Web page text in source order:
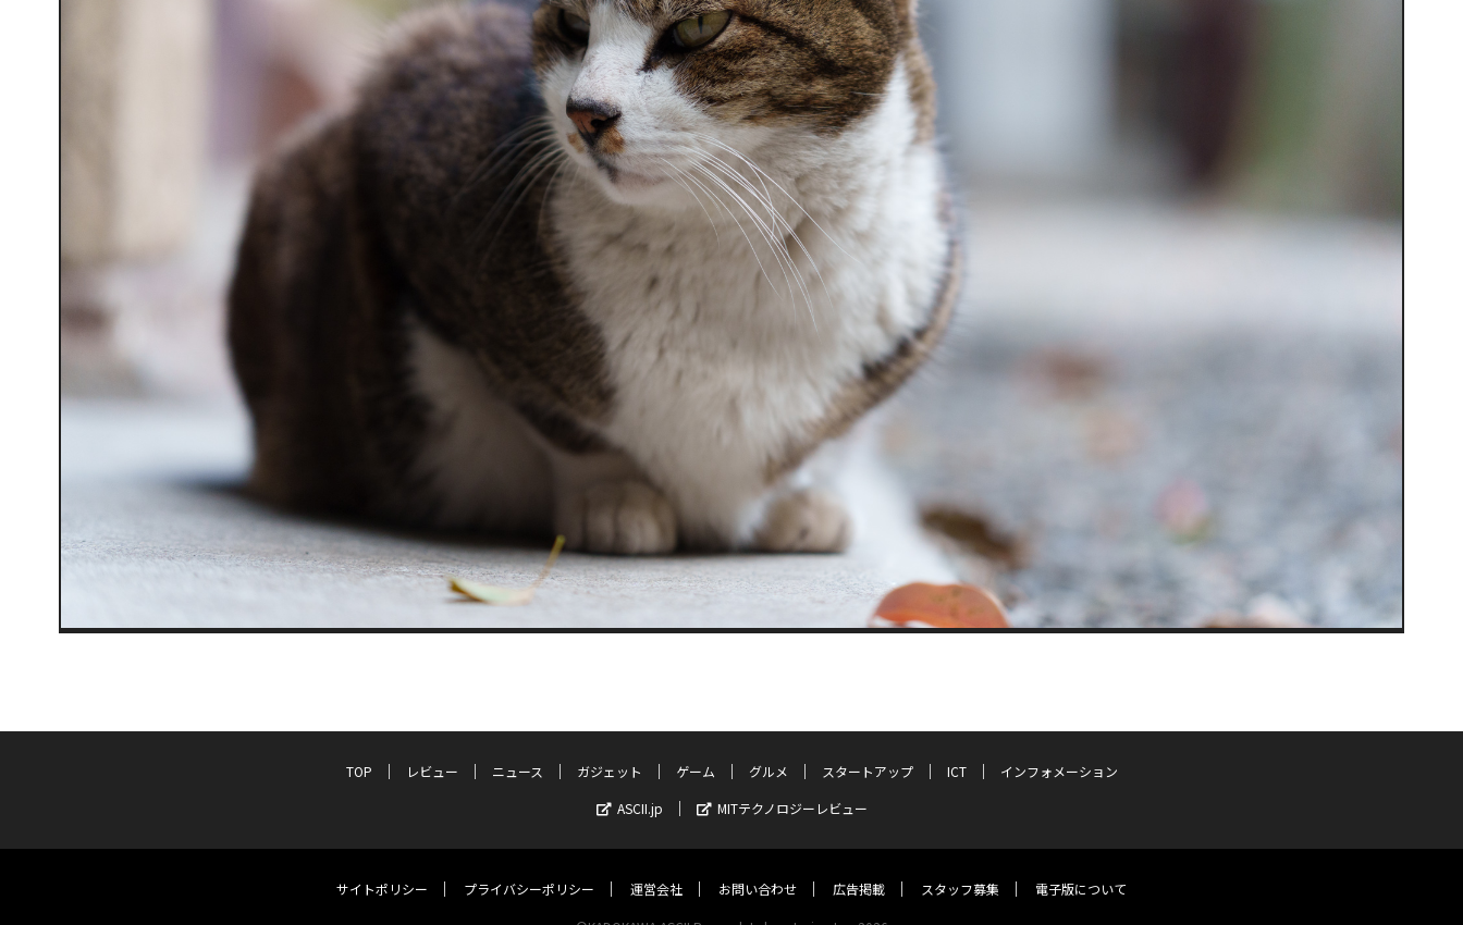
TOP レビュー ニュース ガジェット ゲーム グルメ スタートアップ ICT
インフォメーション
ASCII.jp
MITテクノロジーレビュー
サイトポリシー プライバシーポリシー 運営会社 お問い合わせ 広告掲載 スタッフ募集 電子版について